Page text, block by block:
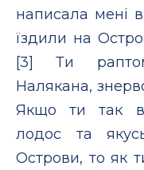
написала мені
їздили на
[3] Ти
Налякана,
Якщо ти так
лодос та
Острови, то як